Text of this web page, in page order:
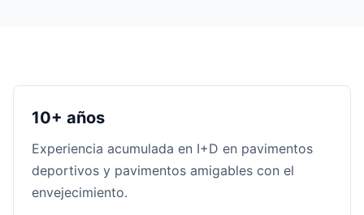
10+ años
Experiencia acumulada en I+D en pavimentos
deportivos y pavimentos amigables con el
envejecimiento.